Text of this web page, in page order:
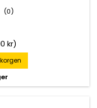
(0)
kr)